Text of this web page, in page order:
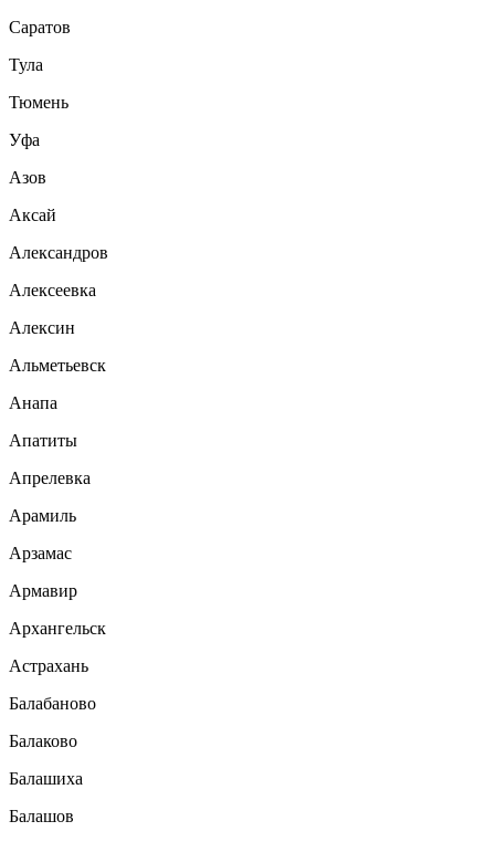
Саратов
Тула
Тюмень
Уфа
Азов
Аксай
Александров
Алексеевка
Алексин
Альметьевск
Анапа
Апатиты
Апрелевка
Арамиль
Арзамас
Армавир
Архангельск
Астрахань
Балабаново
Балаково
Балашиха
Балашов